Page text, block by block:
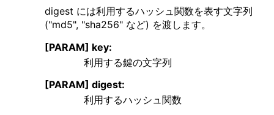
digest には利用するハッシュ関数を表す文字列
("md5", "sha256" など) を渡します。
[PARAM] key:
利用する鍵の文字列
[PARAM] digest:
利用するハッシュ関数